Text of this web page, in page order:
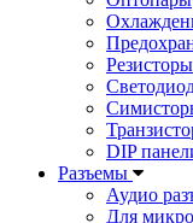
Резисторы
DIP
Разъемы
Аудио
Для